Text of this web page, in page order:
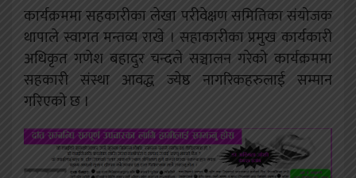
कार्यक्रममा सहकारीका लेखा परीवेक्षण समितिका संयोजक
थापाले स्वागत मन्तव्य राखे । सहाकारीका प्रमुख कार्यकारी
अधिकृत गणेश बहादुर चन्दले सञ्चालन गरेको कार्यक्रममा
सहकारी संस्था आवद्ध ज्येष्ठ नागरिकहरुलाई सम्मान
गरिएको छ ।